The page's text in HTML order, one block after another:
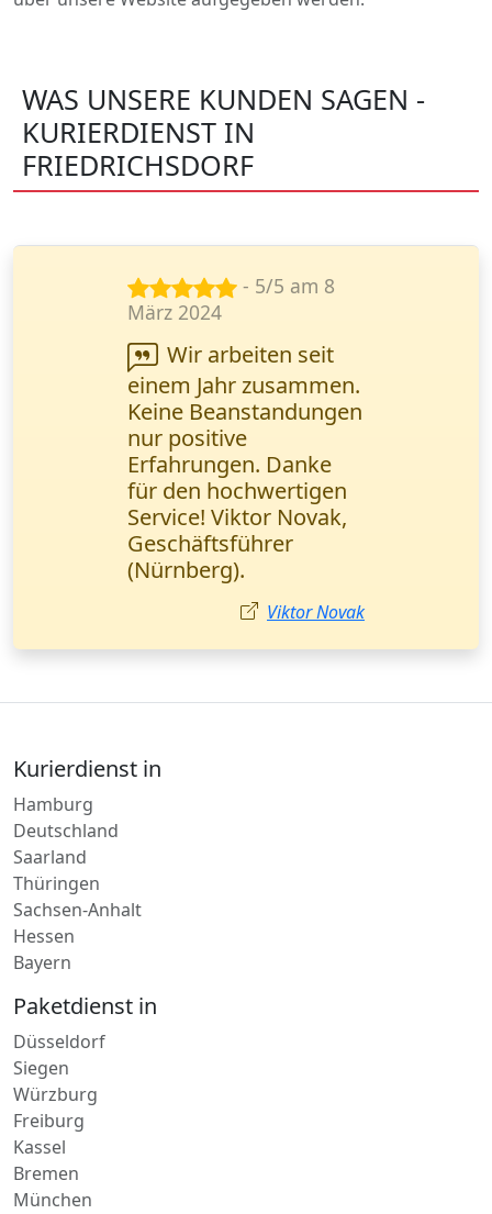
WAS UNSERE KUNDEN SAGEN -
KURIERDIENST IN
FRIEDRICHSDORF
- 5/5 am 23
Juni 2024
Ihr Kurierdienst
steht für
Zuverlässigkeit. Alle
Sendungen werden
pünktlich geliefert, und
unsere Kunden sind
zufrieden. Petrović
Milena,
Vertriebsmanagerin,
Kurierdienst in
Hamburg
Deutschland
Saarland
Thüringen
Sachsen-Anhalt
Hessen
Paketdienst in
Düsseldorf
Siegen
Würzburg
Freiburg
Kassel
Bremen